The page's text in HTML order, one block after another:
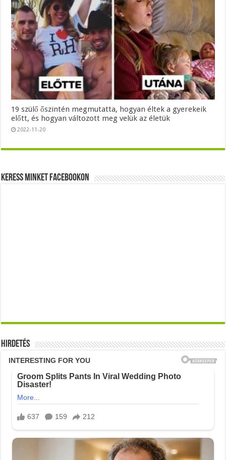
19 szülő őszintén megmutatta, hogyan éltek a gyerekeik
előtt, és hogyan változott meg velük az életük
2022-11-20
Keress minket Facebookon
Hirdetés